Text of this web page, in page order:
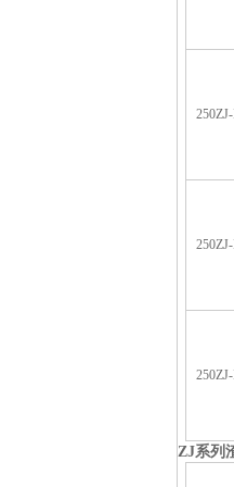
ZJ系列